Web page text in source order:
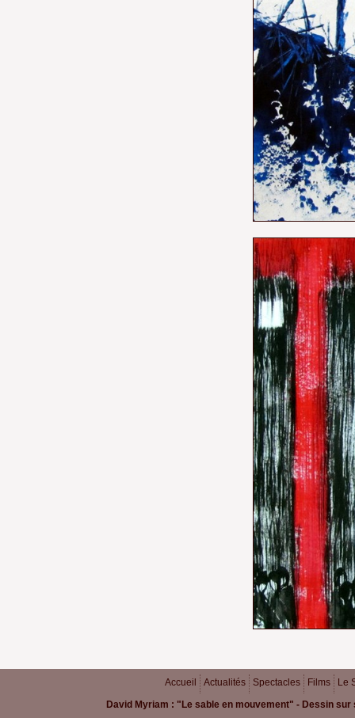
Accueil Actualités Spectacles Films
Le
David Myriam : "Le sable en mouvement" - Dessin sur